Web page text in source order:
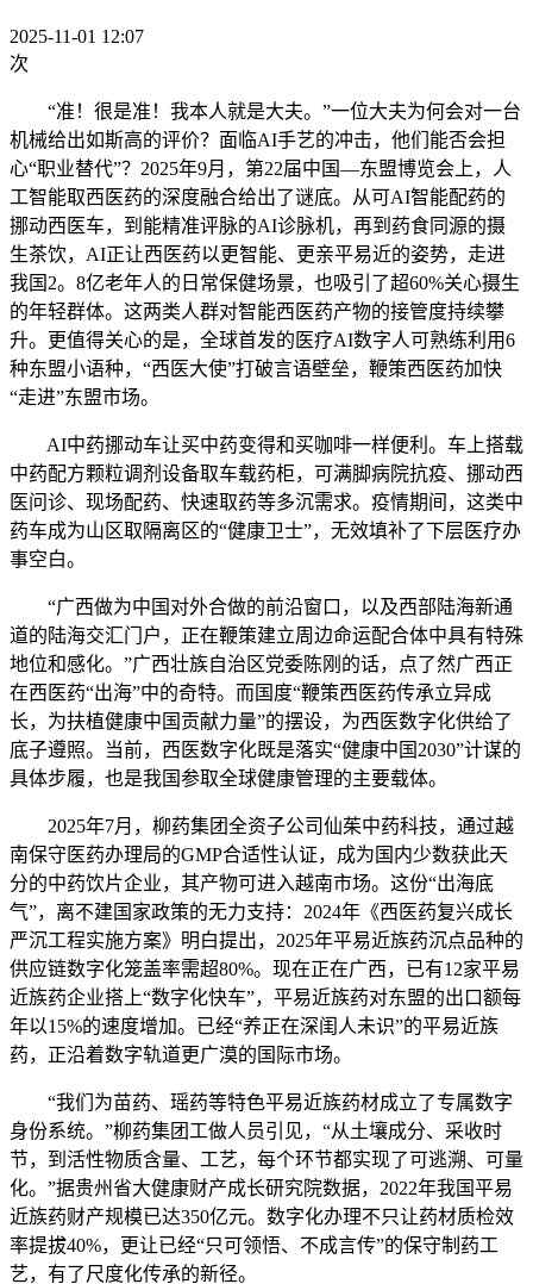
2025-11-01 12:07
次
“准！很是准！我本人就是大夫。”一位大夫为何会对一台
机械给出如斯高的评价？面临AI手艺的冲击，他们能否会担
心“职业替代”？2025年9月，第22届中国—东盟博览会上，人
工智能取西医药的深度融合给出了谜底。从可AI智能配药的
挪动西医车，到能精准评脉的AI诊脉机，再到药食同源的摄
生茶饮，AI正让西医药以更智能、更亲平易近的姿势，走进
我国2。8亿老年人的日常保健场景，也吸引了超60%关心摄生
的年轻群体。这两类人群对智能西医药产物的接管度持续攀
升。更值得关心的是，全球首发的医疗AI数字人可熟练利用6
种东盟小语种，“西医大使”打破言语壁垒，鞭策西医药加快
“走进”东盟市场。
AI中药挪动车让买中药变得和买咖啡一样便利。车上搭载
中药配方颗粒调剂设备取车载药柜，可满脚病院抗疫、挪动西
医问诊、现场配药、快速取药等多沉需求。疫情期间，这类中
药车成为山区取隔离区的“健康卫士”，无效填补了下层医疗办
事空白。
“广西做为中国对外合做的前沿窗口，以及西部陆海新通
道的陆海交汇门户，正在鞭策建立周边命运配合体中具有特殊
地位和感化。”广西壮族自治区党委陈刚的话，点了然广西正
在西医药“出海”中的奇特。而国度“鞭策西医药传承立异成
长，为扶植健康中国贡献力量”的摆设，为西医数字化供给了
底子遵照。当前，西医数字化既是落实“健康中国2030”计谋的
具体步履，也是我国参取全球健康管理的主要载体。
2025年7月，柳药集团全资子公司仙茱中药科技，通过越
南保守医药办理局的GMP合适性认证，成为国内少数获此天
分的中药饮片企业，其产物可进入越南市场。这份“出海底
气”，离不建国家政策的无力支持：2024年《西医药复兴成长
严沉工程实施方案》明白提出，2025年平易近族药沉点品种的
供应链数字化笼盖率需超80%。现在正在广西，已有12家平易
近族药企业搭上“数字化快车”，平易近族药对东盟的出口额每
年以15%的速度增加。已经“养正在深闺人未识”的平易近族
药，正沿着数字轨道更广漠的国际市场。
“我们为苗药、瑶药等特色平易近族药材成立了专属数字
身份系统。”柳药集团工做人员引见，“从土壤成分、采收时
节，到活性物质含量、工艺，每个环节都实现了可逃溯、可量
化。”据贵州省大健康财产成长研究院数据，2022年我国平易
近族药财产规模已达350亿元。数字化办理不只让药材质检效
率提拔40%，更让已经“只可领悟、不成言传”的保守制药工
艺，有了尺度化传承的新径。